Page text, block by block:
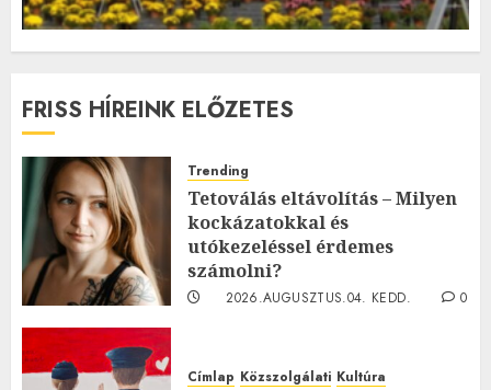
FRISS HÍREINK ELŐZETES
Trending
Tetoválás eltávolítás – Milyen
kockázatokkal és
utókezeléssel érdemes
számolni?
2026.AUGUSZTUS.04. KEDD.
0
Címlap Közszolgálati Kultúra